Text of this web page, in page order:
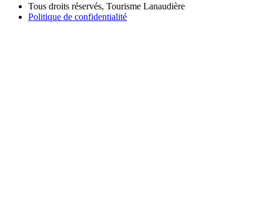
Tous droits réservés, Tourisme Lanaudière
Politique de confidentialité